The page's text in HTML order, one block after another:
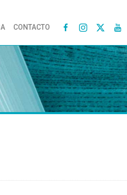
CONTACTO  